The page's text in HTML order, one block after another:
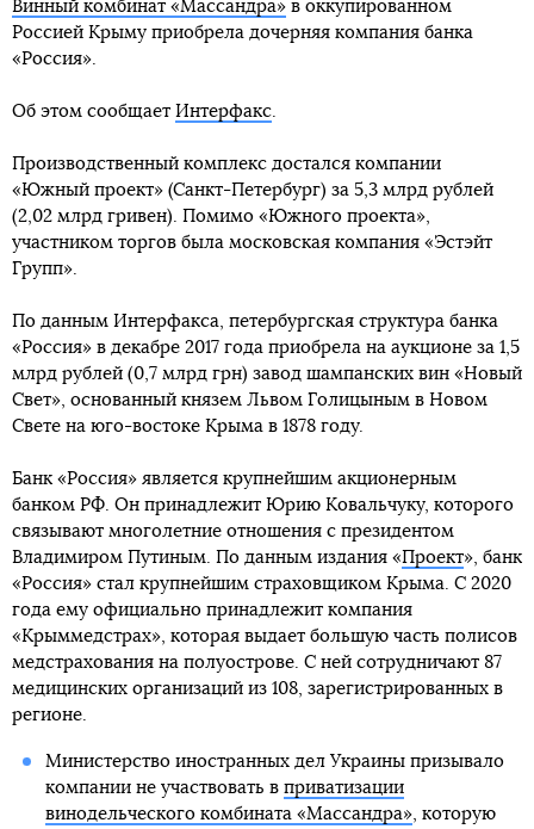
Винный комбинат «Массандра» в оккупированном
Россией Крыму приобрела дочерняя компания банка
«Россия».
Об этом сообщает Интерфакс.
Производственный комплекс достался компании
«Южный проект» (Санкт-Петербург) за 5,3 млрд рублей
(2,02 млрд гривен). Помимо «Южного проекта»,
участником торгов была московская компания «Эстэйт
Групп».
По данным Интерфакса, петербургская структура банка
«Россия» в декабре 2017 года приобрела на аукционе за 1,5
млрд рублей (0,7 млрд грн) завод шампанских вин «Новый
Свет», основанный князем Львом Голицыным в Новом
Свете на юго-востоке Крыма в 1878 году.
Банк «Россия» является крупнейшим акционерным
банком РФ. Он принадлежит Юрию Ковальчуку, которого
связывают многолетние отношения с президентом
Владимиром Путиным. По данным издания «Проект», банк
«Россия» стал крупнейшим страховщиком Крыма. С 2020
года ему официально принадлежит компания
«Крыммедстрах», которая выдает большую часть полисов
медстрахования на полуострове. С ней сотрудничают 87
медицинских организаций из 108, зарегистрированных в
регионе.
Министерство иностранных дел Украины призывало
компании не участвовать в приватизации
винодельческого комбината «Массандра», которую